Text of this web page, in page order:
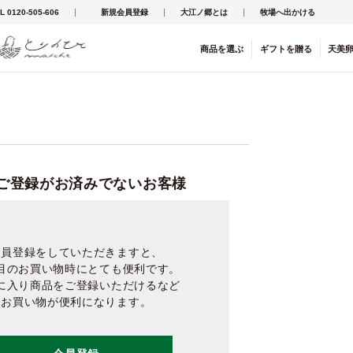
0120-505-606 新規会員登録 大江ノ郷とは 牧場へ出かける
商品を選ぶ ギフト を贈る 天美
登録がお済みでないお客様
登録をしていただきますと、
のお買い物時にとても便利です。
入り商品をご登録いただけるなど
お買い物が便利になります。